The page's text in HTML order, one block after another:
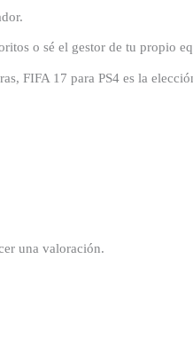
o sé el gestor de tu propio
FIFA 17 para PS4 es la
una valoración.